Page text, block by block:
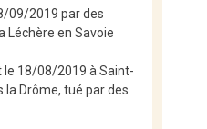
09/2019 par des
Léchère en Savoie
le 18/08/2019 à Saint-
Drôme, tué par des